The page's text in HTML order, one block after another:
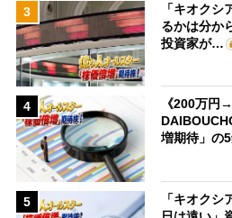
3
「キオク
るかは分か
投資家が…
4
《200万円
増期待」の
5
「キオク